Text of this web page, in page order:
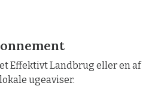
Effektivt Landbrug eller en af
ugeaviser.